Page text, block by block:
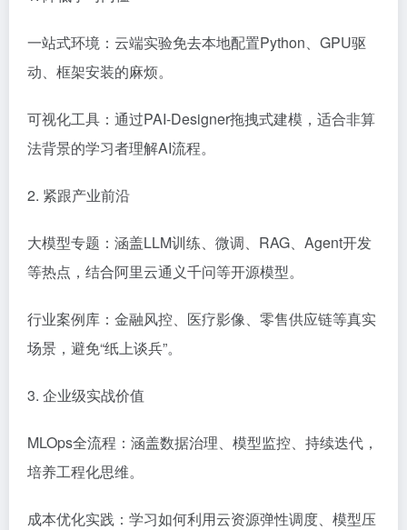
一站式环境：云端实验免去本地配置Python、GPU驱
动、框架安装的麻烦。
可视化工具：通过PAI-Designer拖拽式建模，适合非算
法背景的学习者理解AI流程。
2. 紧跟产业前沿
大模型专题：涵盖LLM训练、微调、RAG、Agent开发
等热点，结合阿里云通义千问等开源模型。
行业案例库：金融风控、医疗影像、零售供应链等真实
场景，避免“纸上谈兵”。
3. 企业级实战价值
MLOps全流程：涵盖数据治理、模型监控、持续迭代，
培养工程化思维。
成本优化实践：学习如何利用云资源弹性调度、模型压